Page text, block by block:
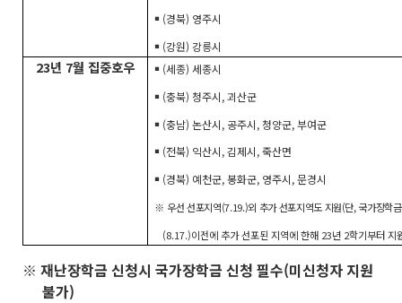
￭ (경북) 영주시
￭ (강원) 강릉시
23년 7월 집중호우
￭ (세종) 세종시
￭ (충북) 청주시, 괴산군
￭ (충남) 논산시, 공주시, 청양군, 부여군
￭ (전북) 익산시, 김제시, 죽산면
￭ (경북) 예천군, 봉화군, 영주시, 문경시
※ 우선 선포지역(7.19.)외 추가 선포지역도 지원(단, 국가장학
(8.17.)이전에 추가 선포된 지역에 한해 23년 2학기부터 지
※ 재난장학금 신청시 국가장학금 신청 필수(미신청자 지원
불가)